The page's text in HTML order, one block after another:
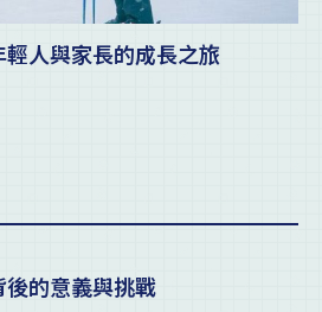
人與家長的成長之旅
的意義與挑戰